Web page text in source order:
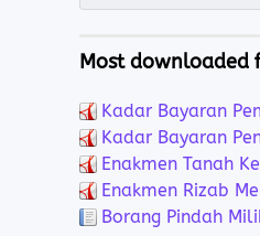
Most downloaded
Kadar Bayaran
Kadar Bayaran
Enakmen Tanah
Enakmen Rizab
Borang Pindah